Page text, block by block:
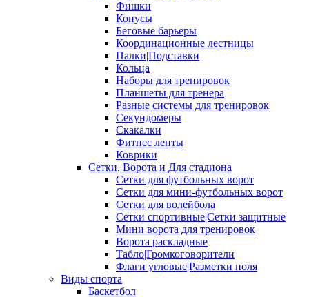
Фишки
Конусы
Беговые барьеры
Координационные лестницы
Палки|Подставки
Кольца
Наборы для тренировок
Планшеты для тренера
Разные системы для тренировок
Секундомеры
Скакалки
Фитнес ленты
Коврики
Сетки, Ворота и Для стадиона
Сетки для футбольных ворот
Сетки для мини-футбольных ворот
Сетки для волейбола
Сетки спортивные|Сетки защитные
Мини ворота для тренировок
Ворота раскладные
Табло|Громкоговорители
Флаги угловые|Разметки поля
Виды спорта
Баскетбол